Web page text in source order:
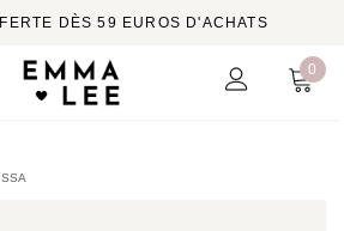
DÈS 59 EUROS D'ACHATS
0